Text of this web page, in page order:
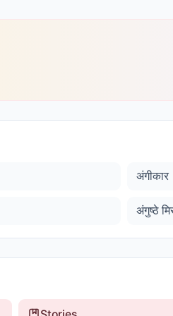
अंगीकार
अंगुष्ठे